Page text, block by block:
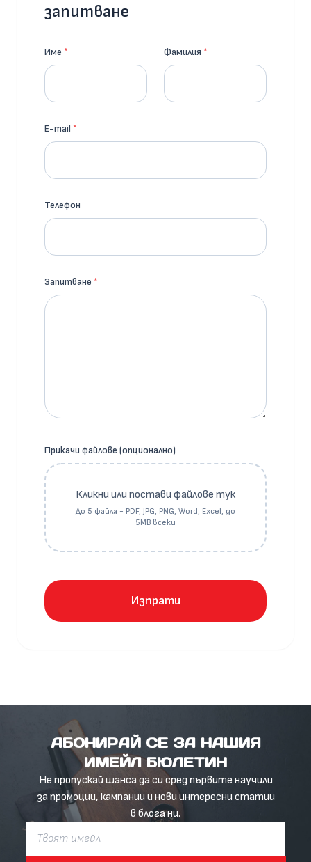
запитване
Име * Фамилия *
E-mail *
Телефон
Запитване *
Прикачи файлове (опционално)
Кликни или постави файлове тук
До 5 файла - PDF, JPG, PNG, Word, Excel, до
5MB всеки
Изпрати
АБОНИРАЙ СЕ ЗА НАШИЯ
ИМЕЙЛ БЮЛЕТИН
Не пропускай шанса да си сред първите научили
за промоции, кампании и нови интересни статии
в блога ни.